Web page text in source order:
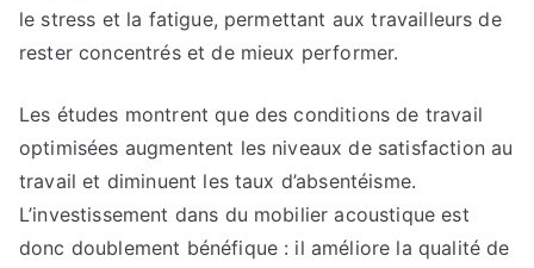
le stress et la fatigue, permettant aux travailleurs de
rester concentrés et de mieux performer.
Les études montrent que des conditions de travail
optimisées augmentent les niveaux de satisfaction au
travail et diminuent les taux d’absentéisme.
L’investissement dans du mobilier acoustique est
donc doublement bénéfique : il améliore la qualité de